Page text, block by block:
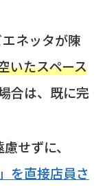
エネッタが陳
いたスペース
合は、既に完
せずに、
を直接店員さ